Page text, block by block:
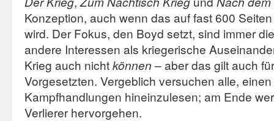
Konzeption, auch wenn das auf fast 600
wird. Der Fokus, den Boyd setzt, sind immer
andere Interessen als kriegerische
Krieg auch nichtkönnen – aber das gilt auch
Vorgesetzten. Vergeblich versuchen alle,
Kampfhandlungen hineinzulesen; am Ende
Verlierer hervorgehen.